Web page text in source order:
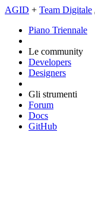
AGID + Team Digitale
Piano Triennale
Le community
Developers
Designers
Gli strumenti
Forum
Docs
GitHub